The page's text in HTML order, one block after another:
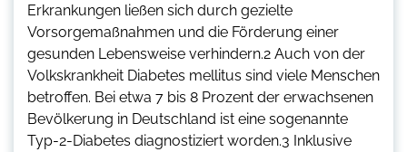
Erkrankungen ließen sich durch gezielte
Vorsorgemaßnahmen und die Förderung einer
gesunden Lebensweise verhindern.2 Auch von der
Volkskrankheit Diabetes mellitus sind viele Menschen
betroffen. Bei etwa 7 bis 8 Prozent der erwachsenen
Bevölkerung in Deutschland ist eine sogenannte
Typ-2-Diabetes diagnostiziert worden.3 Inklusive